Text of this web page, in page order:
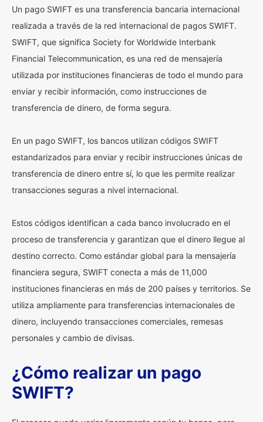
Un pago SWIFT es una transferencia bancaria internacional
realizada a través de la red internacional de pagos SWIFT.
SWIFT, que significa Society for Worldwide Interbank
Financial Telecommunication, es una red de mensajería
utilizada por instituciones financieras de todo el mundo para
enviar y recibir información, como instrucciones de
transferencia de dinero, de forma segura.
En un pago SWIFT, los bancos utilizan códigos SWIFT
estandarizados para enviar y recibir instrucciones únicas de
transferencia de dinero entre sí, lo que les permite realizar
transacciones seguras a nivel internacional.
Estos códigos identifican a cada banco involucrado en el
proceso de transferencia y garantizan que el dinero llegue al
destino correcto. Como estándar global para la mensajería
financiera segura, SWIFT conecta a más de 11,000
instituciones financieras en más de 200 países y territorios. Se
utiliza ampliamente para transferencias internacionales de
dinero, incluyendo transacciones comerciales, remesas
personales y cambio de divisas.
¿Cómo realizar un pago
SWIFT?